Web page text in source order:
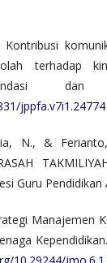
terhadap
jppfa.v7i1.24774
N., & Ferianto,
Guru
Manajemen